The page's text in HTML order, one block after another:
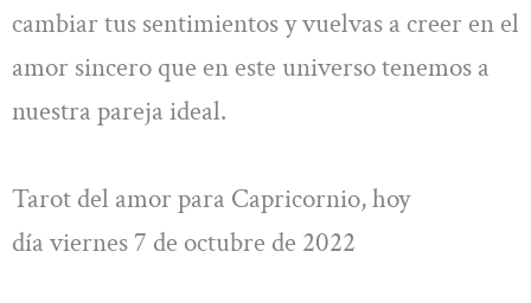
cambiar tus sentimientos y vuelvas a creer en el
amor sincero que en este universo tenemos a
nuestra pareja ideal.
Tarot del amor para Capricornio, hoy
día viernes 7 de octubre de 2022